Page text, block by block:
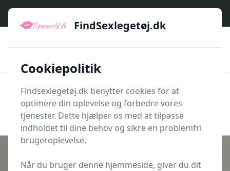
Søg nu
Søg nu
FindSexlegetøj.dk
Cookiepolitik
Findsexlegetøj.dk benytter cookies for at
optimere din oplevelse og forbedre vores
tjenester. Dette hjælper os med at tilpasse
indholdet til dine behov og sikre en problemfri
brugeroplevelse.
Når du bruger denne hjemmeside, giver du dit